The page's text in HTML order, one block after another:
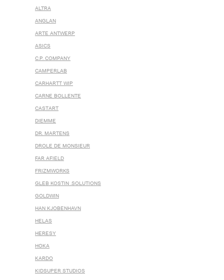
ALTRA
ANGLAN
ARTE ANTWERP
ASICS
C.P. COMPANY
CAMPERLAB
CARHARTT WIP
CARNE BOLLENTE
CASTART
DIEMME
DR. MARTENS
DROLE DE MONSIEUR
FAR AFIELD
FRIZMWORKS
GLEB KOSTIN .SOLUTIONS
GOLDWIN
HAN KJOBENHAVN
HELAS
HERESY
HOKA
KARDO
KIDSUPER STUDIOS